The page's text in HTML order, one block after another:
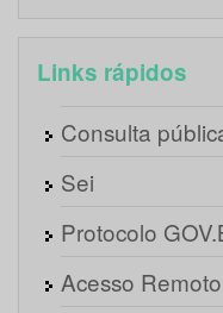
Links rápidos
Consulta
Sei
Protocolo
Acesso Remoto